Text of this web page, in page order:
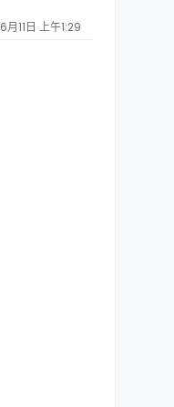
11日 上午1:29